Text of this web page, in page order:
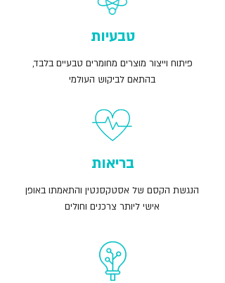
טבעיות
פיתוח וייצור מוצרים מחומרים טבעיים בלבד,
בהתאם לביקוש העולמי
בריאות
הנגשת הקסם של אסטקסנטין והתאמתו באופן
אישי ליותר צרכנים וחולים